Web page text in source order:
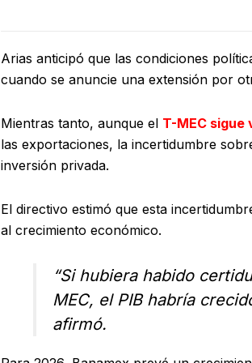
Arias anticipó que las condiciones
cuando se anuncie una extensión por
Mientras tanto, aunque el T-MEC sigue
las exportaciones, la incertidumbre
inversión privada.
El directivo estimó que esta
al crecimiento económico.
“Si hubiera habido
MEC, el PIB habría
afirmó.